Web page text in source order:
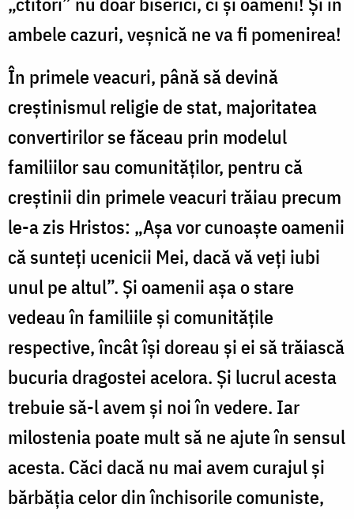
ambele cazuri, veșnică ne va fi pomenirea!
În primele veacuri, până să devină
creștinismul religie de stat, majoritatea
convertirilor se făceau prin modelul
familiilor sau comunităților, pentru că
creștinii din primele veacuri trăiau precum
le-a zis Hristos: „Așa vor cunoaște oamenii
că sunteți ucenicii Mei, dacă vă veți iubi
unul pe altul”. Și oamenii așa o stare
vedeau în familiile și comunitățile
respective, încât își doreau și ei să trăiască
bucuria dragostei acelora. Și lucrul acesta
trebuie să-l avem și noi în vedere. Iar
milostenia poate mult să ne ajute în sensul
acesta. Căci dacă nu mai avem curajul și
bărbăția celor din închisorile comuniste,